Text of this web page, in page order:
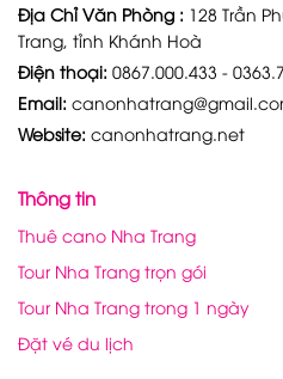
Địa Chỉ Văn Phòng : 128 Trần
Trang, tỉnh Khánh Hoà
Điện thoại: 0867.000.433 -
Email:
Website: canonhatrang.net
Thông tin
Thuê cano Nha Trang
Tour Nha Trang trọn gói
Tour Nha Trang trong 1 ngày
Đặt vé du lịch